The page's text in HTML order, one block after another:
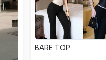
BARE TOP